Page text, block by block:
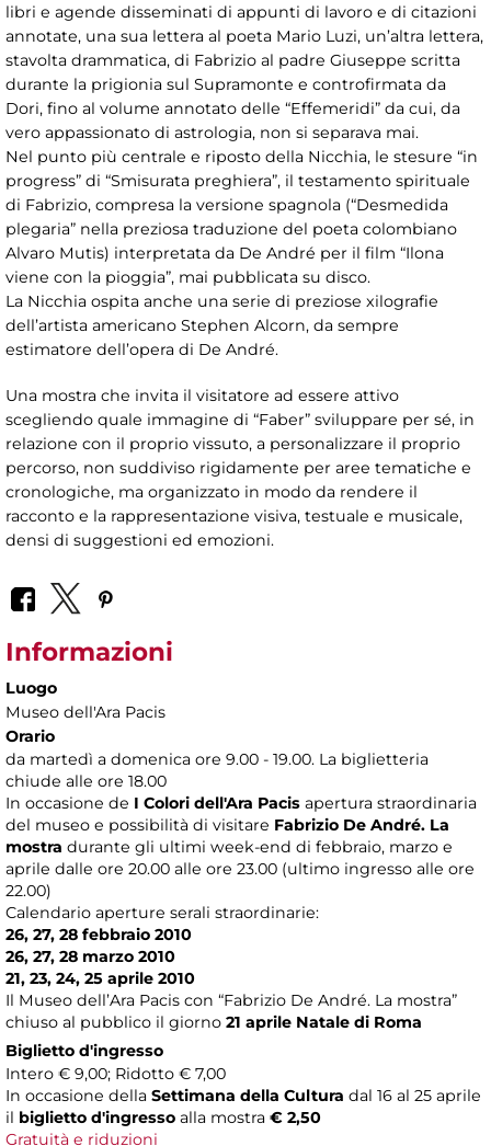
libri e agende disseminati di appunti di lavoro e di citazioni
annotate, una sua lettera al poeta Mario Luzi, un’altra lettera,
stavolta drammatica, di Fabrizio al padre Giuseppe scritta
durante la prigionia sul Supramonte e controfirmata da
Dori, fino al volume annotato delle “Effemeridi” da cui, da
vero appassionato di astrologia, non si separava mai.
Nel punto più centrale e riposto della Nicchia, le stesure “in
progress” di “Smisurata preghiera”, il testamento spirituale
di Fabrizio, compresa la versione spagnola (“Desmedida
plegaria” nella preziosa traduzione del poeta colombiano
Alvaro Mutis) interpretata da De André per il film “Ilona
viene con la pioggia”, mai pubblicata su disco.
La Nicchia ospita anche una serie di preziose xilografie
dell’artista americano Stephen Alcorn, da sempre
estimatore dell’opera di De André.
Una mostra che invita il visitatore ad essere attivo
scegliendo quale immagine di “Faber” sviluppare per sé, in
relazione con il proprio vissuto, a personalizzare il proprio
percorso, non suddiviso rigidamente per aree tematiche e
cronologiche, ma organizzato in modo da rendere il
racconto e la rappresentazione visiva, testuale e musicale,
densi di suggestioni ed emozioni.
Informazioni
Luogo
Museo dell'Ara Pacis
Orario
da martedì a domenica ore 9.00 - 19.00. La biglietteria
chiude alle ore 18.00
In occasione de I Colori dell'Ara Pacis apertura straordinaria
del museo e possibilità di visitare Fabrizio De André. La
mostra durante gli ultimi week-end di febbraio, marzo e
aprile dalle ore 20.00 alle ore 23.00 (ultimo ingresso alle ore
22.00)
Calendario aperture serali straordinarie:
26, 27, 28 febbraio 2010
26, 27, 28 marzo 2010
21, 23, 24, 25 aprile 2010
Il Museo dell’Ara Pacis con “Fabrizio De André. La mostra”
chiuso al pubblico il giorno 21 aprile Natale di Roma
Biglietto d'ingresso
Intero € 9,00; Ridotto € 7,00
In occasione della Settimana della Cultura dal 16 al 25 aprile
il biglietto d'ingresso alla mostra € 2,50
Gratuità e riduzioni